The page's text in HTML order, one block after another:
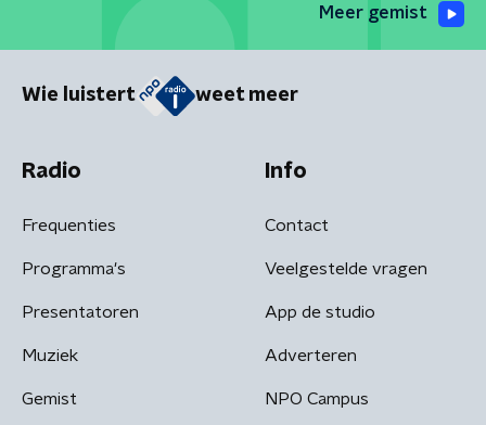
Meer gemist
Wie luistert weet meer
Radio
Frequenties
Programma's
Presentatoren
Muziek
Gemist
Info
Contact
Veelgestelde vragen
App de studio
Adverteren
NPO Campus